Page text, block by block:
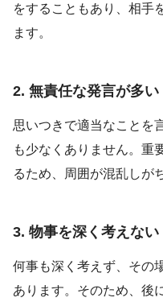
をすることもあり、相手
ます。
2. 無責任な発言が多い
思いつきで適当なことを
も少なくありません。重
るため、周囲が混乱しが
3. 物事を深く考えない
何事も深く考えず、その
あります。そのため、後